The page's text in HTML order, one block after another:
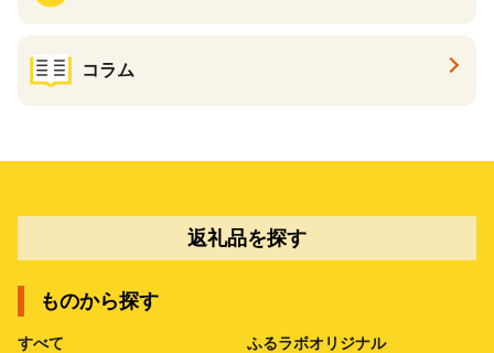
コラム
返礼品を探す
ものから探す
すべて ふるラボオリジナル